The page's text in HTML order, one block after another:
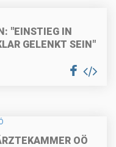
"EINSTIEG IN
GELENKT SEIN"
OÖ